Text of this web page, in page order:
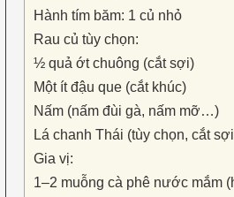
Hành tím băm: 1 củ nhỏ
Rau củ tùy chọn:
½ quả ớt chuông (cắt sợi)
Một ít đậu que (cắt khúc)
Nấm (nấm đùi gà, nấm mỡ…)
Lá chanh Thái (tùy chọn, cắt
Gia vị:
1–2 muỗng cà phê nước mắm